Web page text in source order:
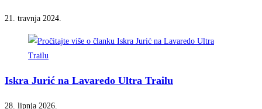
21. travnja 2024.
Iskra Jurić na Lavaredo Ultra Trailu
28. lipnja 2026.